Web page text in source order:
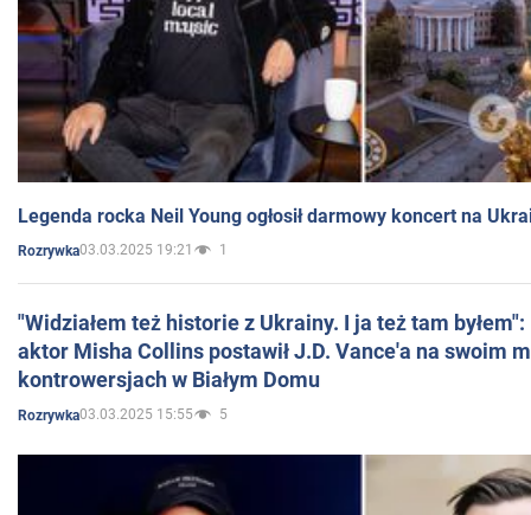
Legenda rocka Neil Young ogłosił darmowy koncert na
Rozrywka03.03.2025 19:21 1
"Widziałem też historie z Ukrainy. I ja też tam
aktor Misha Collins postawił J.D. Vance'a na swoim
kontrowersjach w Białym Domu
Rozrywka03.03.2025 15:55 5